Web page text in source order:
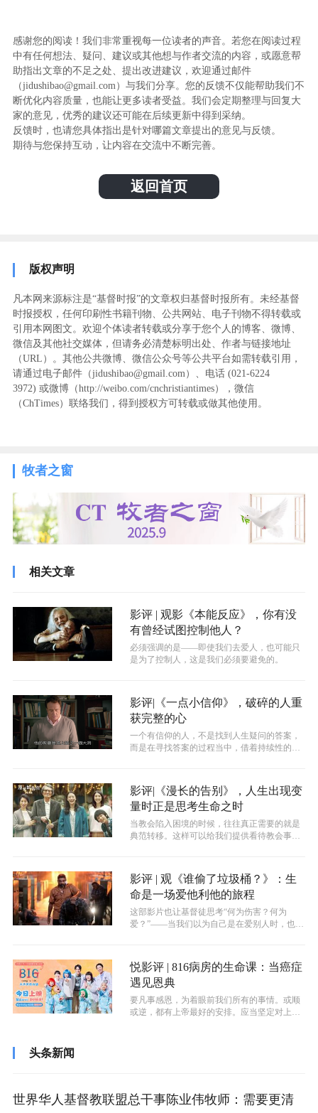
感谢您的阅读！我们非常重视每一位读者的声音。若您在阅读过程
中有任何想法、疑问、建议或其他想与作者交流的内容，或愿意帮
助指出文章的不足之处、提出改进建议，欢迎通过邮件
（jidushibao@gmail.com）与我们分享。您的反馈不仅能帮助我们不
断优化内容质量，也能让更多读者受益。我们会定期整理与回复大
家的意见，优秀的建议还可能在后续更新中得到采纳。
反馈时，也请您具体指出是针对哪篇文章提出的意见与反馈。
期待与您保持互动，让内容在交流中不断完善。
返回首页
版权声明
凡本网来源标注是“基督时报”的文章权归基督时报所有。未经基督
时报授权，任何印刷性书籍刊物、公共网站、电子刊物不得转载或
引用本网图文。欢迎个体读者转载或分享于您个人的博客、微博、
微信及其他社交媒体，但请务必清楚标明出处、作者与链接地址
（URL）。其他公共微博、微信公众号等公共平台如需转载引用，
请通过电子邮件（jidushibao@gmail.com）、电话 (021-6224
3972) ‬或微博（http://weibo.com/cnchristiantimes），微信
（ChTimes）联络我们，得到授权方可转载或做其他使用。
牧者之窗
相关文章
影评 | 观影《本能反应》，你有没
有曾经试图控制他人？
必须强调的是——即使我们去爱人，也可能只
是为了控制人，这是我们必须要避免的。
影评|《一点小信仰》，破碎的人重
获完整的心
一个有信仰的人，不是找到人生疑问的答案，
而是在寻找答案的过程当中，借着持续性的相
影评|《漫长的告别》，人生出现变
量时正是思考生命之时
当教会陷入困境的时候，往往真正需要的就是
典范转移。这样可以给我们提供看待教会事工
影评 | 观《谁偷了垃圾桶？》：生
命是一场爱他利他的旅程
这部影片也让基督徒思考“何为伤害？何为
爱？”——当我们以为自己是在爱别人时，也许
悦影评 | 816病房的生命课：当癌症
遇见恩典
要凡事感恩，为着眼前我们所有的事情。或顺
或逆，都有上帝最好的安排。应当坚定对上帝
头条新闻
世界华人基督教联盟总干事陈业伟牧师：需要更清